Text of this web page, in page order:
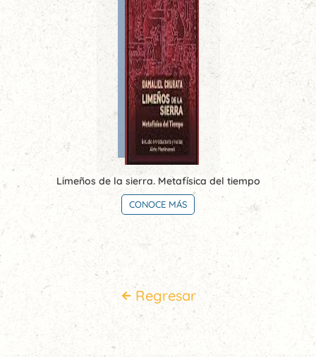
Limeños de la sierra. Metafísica del tiempo
CONOCE MÁS
Regresar